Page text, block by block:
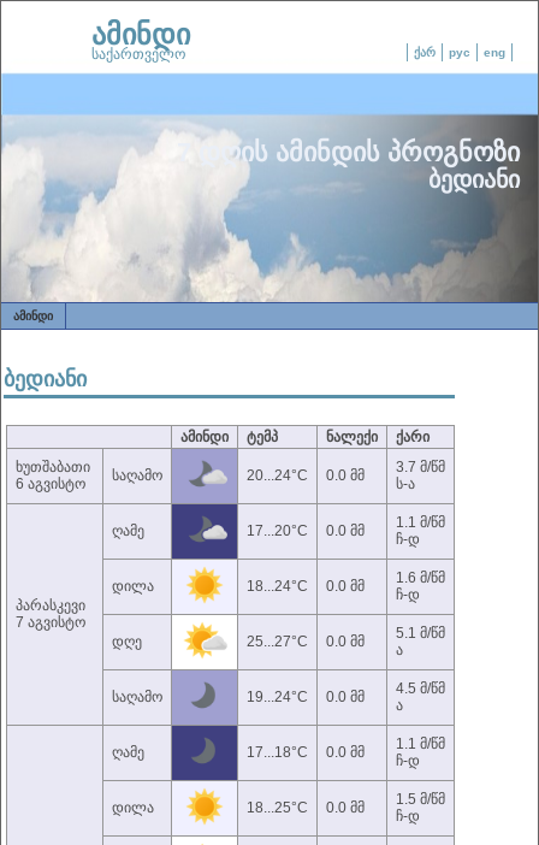
ქარ рус eng
ამინდი
საქართველო
7 დღის ამინდის პროგნოზი
ბედიანი
ᲐᲛᲘᲜᲓᲘ
ბედიანი
ამინდი ტემპ ნალექი
ქარი
ხუთშაბათი
6 აგვისტო
საღამო 20...24°C 0.0 მმ
3.7 მ/წმ
ს-ა
პარასკევი
7 აგვისტო
ღამე 17...20°C 0.0 მმ
1.1 მ/წმ
ჩ-დ
დილა 18...24°C 0.0 მმ
1.6 მ/წმ
ჩ-დ
დღე 25...27°C 0.0 მმ
5.1 მ/წმ
ა
საღამო 19...24°C 0.0 მმ
4.5 მ/წმ
ა
ღამე 17...18°C 0.0 მმ
1.1 მ/წმ
ჩ-დ
დილა 18...25°C 0.0 მმ
1.5 მ/წმ
ჩ-დ